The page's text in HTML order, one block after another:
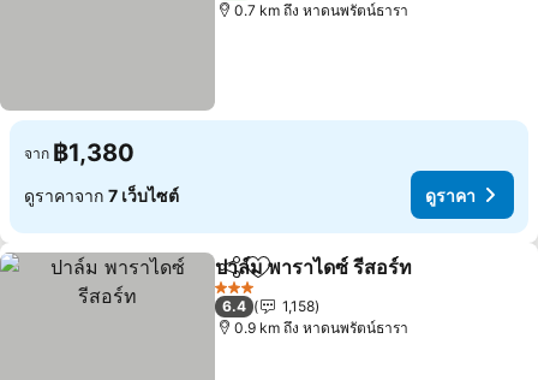
0.7 km ถึง หาดนพรัตน์ธารา
จาก ฿1,380
ดูราคาจาก 7 เว็บไซต์ ดูราคา
แชร์ เพิ่มในรายการโปรด
ปาล์ม พาราไดซ์ รีสอร์ท
3 ดาว
6.4
1,158
0.9 km ถึง หาดนพรัตน์ธารา